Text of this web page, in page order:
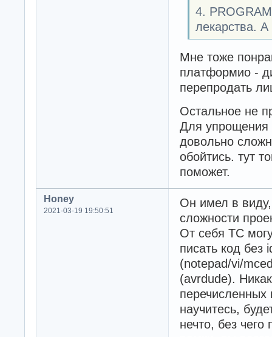
4.
лекарства. А
Мне тоже
платформио -
перепродать
Остальное не
Для
довольно
обойтись. тут
поможет.
Honey
2021-03-19 19:50:51
Он имел в виду,
сложности
От себя ТС
писать код без
(notepad/vi/
(avrdude).
перечисленных
научитесь,
нечто, без чего